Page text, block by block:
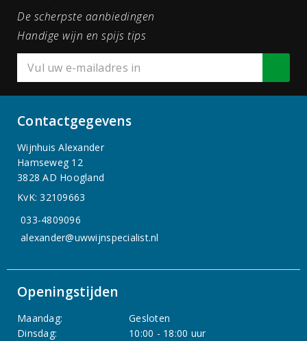
De scherpste aanbiedingen
Handige wijn en spijs tips
Contactgegevens
Wijnhuis Alexander
Hamseweg 12
3828 AD Hoogland
KvK: 32109663
033-4809096
alexander@uwwijnspecialist.nl
Openingstijden
Maandag:
Gesloten
Dinsdag:
10:00 - 18:00 uur